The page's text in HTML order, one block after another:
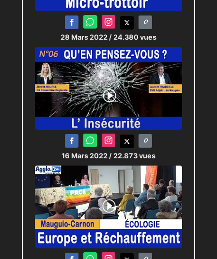
28 Mars 2022 / 24.380 vues
16 Mars 2022 / 22.873 vues